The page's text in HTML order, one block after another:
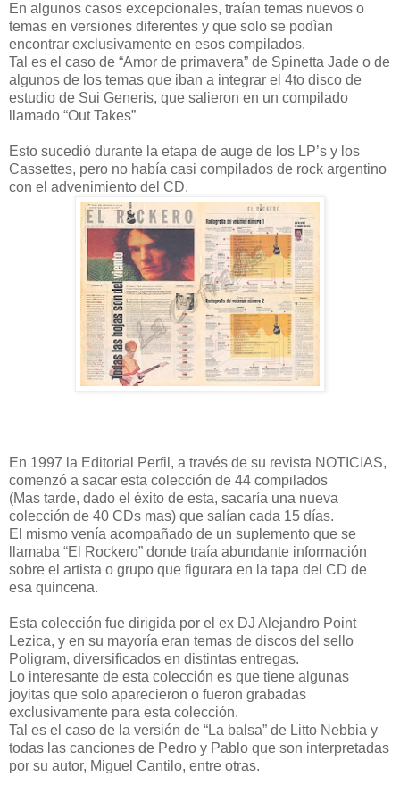
En algunos casos excepcionales, traían temas nuevos o
temas en versiones diferentes y que solo se podìan
encontrar exclusivamente en esos compilados.
Tal es el caso de “Amor de primavera” de Spinetta Jade o de
algunos de los temas que iban a integrar el 4to disco de
estudio de Sui Generis, que salieron en un compilado
llamado “Out Takes”
Esto sucedió durante la etapa de auge de los LP’s y los
Cassettes, pero no había casi compilados de rock argentino
con el advenimiento del CD.
En 1997 la Editorial Perfil, a través de su revista NOTICIAS,
comenzó a sacar esta colección de 44 compilados
(Mas tarde, dado el éxito de esta, sacaría una nueva
colección de 40 CDs mas) que salían cada 15 días.
El mismo venía acompañado de un suplemento que se
llamaba “El Rockero” donde traía abundante información
sobre el artista o grupo que figurara en la tapa del CD de
esa quincena.
Esta colección fue dirigida por el ex DJ Alejandro Point
Lezica, y en su mayoría eran temas de discos del sello
Poligram, diversificados en distintas entregas.
Lo interesante de esta colección es que tiene algunas
joyitas que solo aparecieron o fueron grabadas
exclusivamente para esta colección.
Tal es el caso de la versión de “La balsa” de Litto Nebbia y
todas las canciones de Pedro y Pablo que son interpretadas
por su autor, Miguel Cantilo, entre otras.